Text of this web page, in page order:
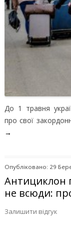
До 1 травня
про свої
→
Опубліковано: 29
Антициклон
не всюди:
Залишити відгук